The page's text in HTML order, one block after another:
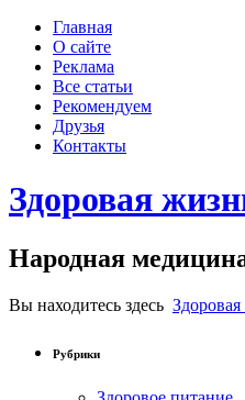
Главная
О сайте
Реклама
Все статьи
Рекомендуем
Друзья
Контакты
Здоровая
Народная
Вы находитесь здесь
Рубрики